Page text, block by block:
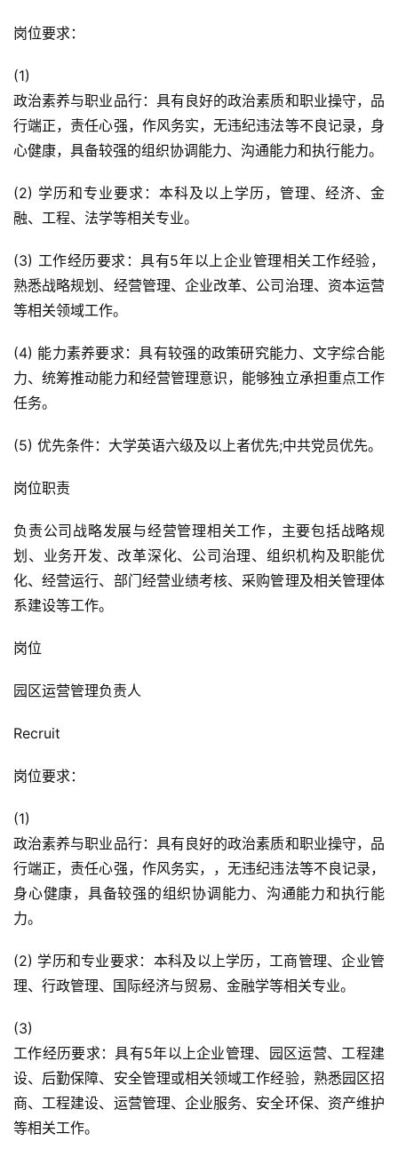
岗位要求：
(1)
政治素养与职业品行：具有良好的政治素质和职业操守，品
行端正，责任心强，作风务实，无违纪违法等不良记录，身
心健康，具备较强的组织协调能力、沟通能力和执行能力。
(2) 学历和专业要求：本科及以上学历，管理、经济、金
融、工程、法学等相关专业。
(3) 工作经历要求：具有5年以上企业管理相关工作经验，
熟悉战略规划、经营管理、企业改革、公司治理、资本运营
等相关领域工作。
(4) 能力素养要求：具有较强的政策研究能力、文字综合能
力、统筹推动能力和经营管理意识，能够独立承担重点工作
任务。
(5) 优先条件：大学英语六级及以上者优先;中共党员优先。
岗位职责
负责公司战略发展与经营管理相关工作，主要包括战略规
划、业务开发、改革深化、公司治理、组织机构及职能优
化、经营运行、部门经营业绩考核、采购管理及相关管理体
系建设等工作。
岗位
园区运营管理负责人
Recruit
岗位要求：
(1)
政治素养与职业品行：具有良好的政治素质和职业操守，品
行端正，责任心强，作风务实，，无违纪违法等不良记录，
身心健康，具备较强的组织协调能力、沟通能力和执行能
力。
(2) 学历和专业要求：本科及以上学历，工商管理、企业管
理、行政管理、国际经济与贸易、金融学等相关专业。
(3)
工作经历要求：具有5年以上企业管理、园区运营、工程建
设、后勤保障、安全管理或相关领域工作经验，熟悉园区招
商、工程建设、运营管理、企业服务、安全环保、资产维护
等相关工作。